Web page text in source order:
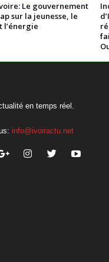
Le gouvernement
sur la jeunesse, le
l’énergie
en temps réel.
info@ivoiractu.net